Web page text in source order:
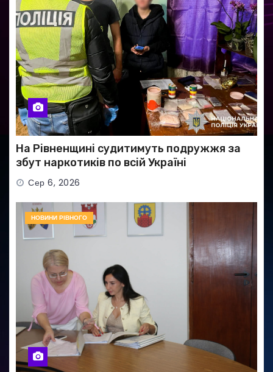
На Рівненщині судитимуть подружжя за
збут наркотиків по всій Україні
Сер 6, 2026
НОВИНИ РІВНОГО